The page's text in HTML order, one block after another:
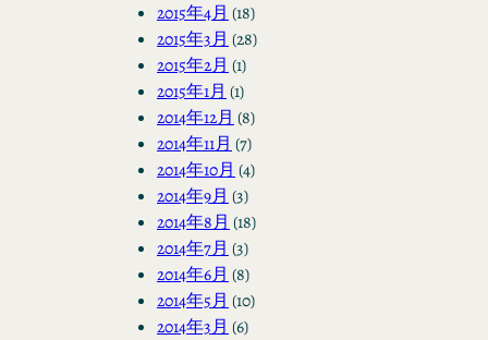
2015年4月 (18)
2015年3月 (28)
2015年2月 (1)
2015年1月 (1)
2014年12月 (8)
2014年11月 (7)
2014年10月 (4)
2014年9月 (3)
2014年8月 (18)
2014年7月 (3)
2014年6月 (8)
2014年5月 (10)
2014年3月 (6)